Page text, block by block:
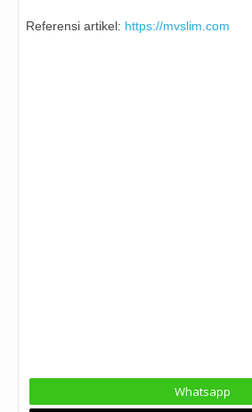
Referensi artikel: https://mvslim.com
Whatsapp